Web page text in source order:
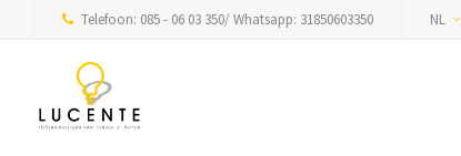
Telefoon: 085 - 06 03 350/ Whatsapp: 31850603350 NL